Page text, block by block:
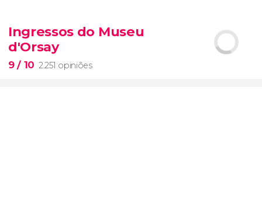
o ingresso do SUMMIT de Nova York
mirantes mais icônicos de Manhattan
Ingressos do Museu
d'Orsay
9/ 10 2.251 opiniões